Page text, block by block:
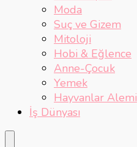
Moda
Suç ve Gizem
Mitoloji
Hobi & Eğlence
Anne-Çocuk
Yemek
Hayvanlar Alemi
İş Dünyası